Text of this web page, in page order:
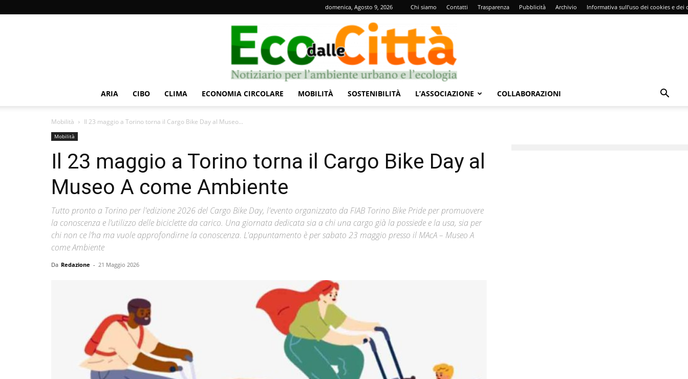
domenica, Agosto 9, 2026 Chi siamo Contatti Trasparenza Pubblicità Archivio Informativa sull’uso dei cookies e dei
ARIA CIBO CLIMA ECONOMIA CIRCOLARE MOBILITÀ SOSTENIBILITÀ L’ASSOCIAZIONE COLLABORAZIONI
Mobilità Il 23 maggio a Torino torna il Cargo Bike Day al Museo...
Mobilità
Il 23 maggio a Torino torna il Cargo Bike Day al
Museo A come Ambiente
Tutto pronto a Torino per l'edizione 2026 del Cargo Bike Day, l'evento organizzato da FIAB Torino Bike Pride per promuovere
la conoscenza e l’utilizzo delle biciclette da carico. Una giornata dedicata sia a chi una cargo già la possiede e la usa, sia per
chi non ce l’ha ma vuole approfondirne la conoscenza. L'appuntamento è per sabato 23 maggio presso il MAcA – Museo A
come Ambiente
Da Redazione - 21 Maggio 2026